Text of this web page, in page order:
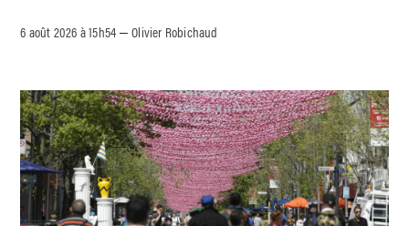
6 août 2026 à 15h54 –Olivier Robichaud